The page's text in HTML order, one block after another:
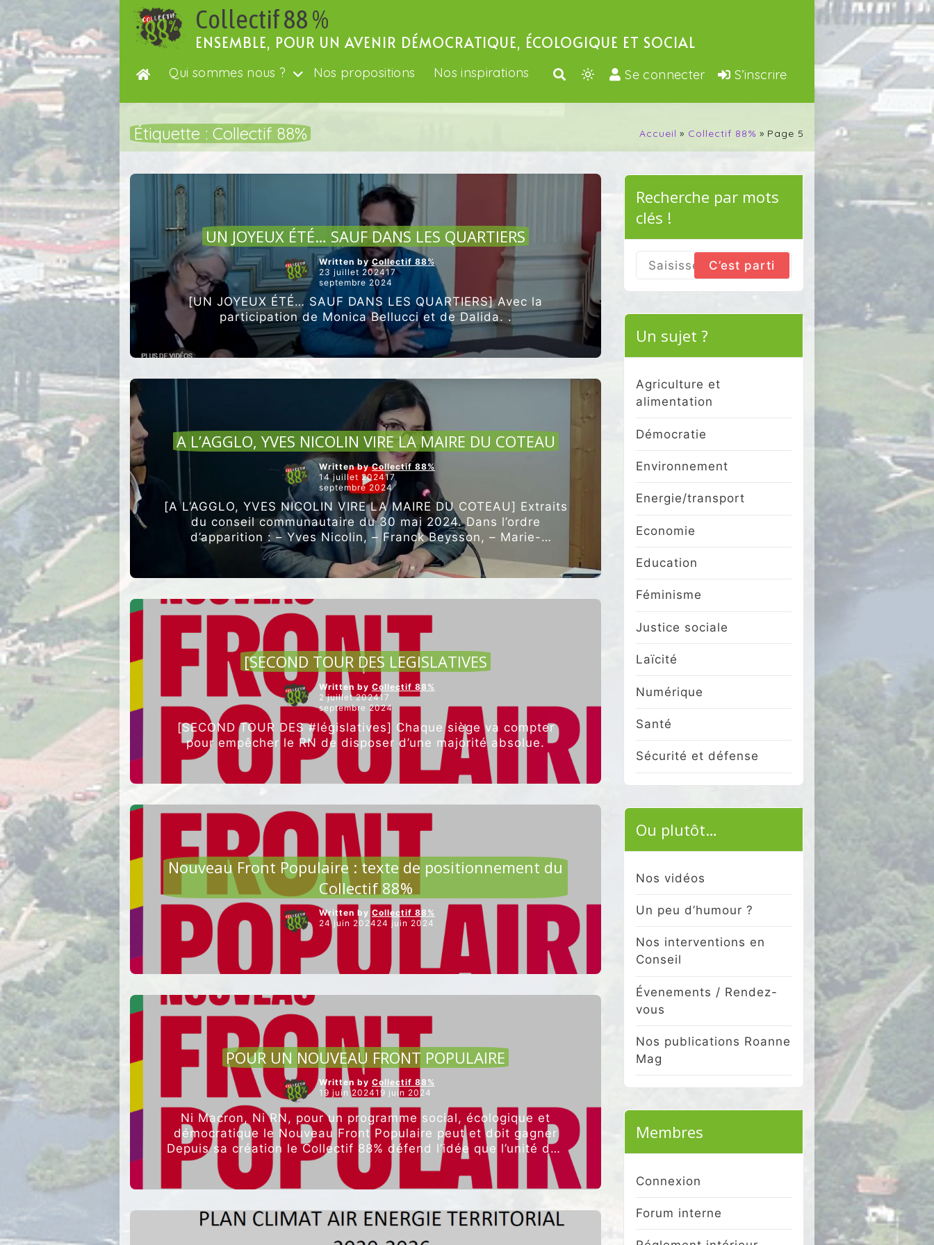
Passer
contenu
Collectif 88 %
ENSEMBLE, POUR UN AVENIR DÉMOCRATIQUE, ÉCOLOGIQUE ET SOCIAL
Qui sommes nous ? Nos propositions Nos inspirations
Light
switch
Se connecter S’inscrire
Étiquette : Collectif 88% Accueil Collectif 88% Page 5
ARTICLES VEDETTES
UN JOYEUX ÉTÉ… SAUF DANS LES QUARTIERS
Written by Collectif 88%
23 juillet 202417
septembre 2024
[UN JOYEUX ÉTÉ… SAUF DANS LES QUARTIERS] Avec la
participation de Monica Bellucci et de Dalida. .
ARTICLES VEDETTES
A L’AGGLO, YVES NICOLIN VIRE LA MAIRE DU COTEAU
Written byCollectif 88%
14 juillet 202417
septembre 2024
[A L’AGGLO, YVES NICOLIN VIRE LA MAIRE DU COTEAU] Extraits
du conseil communautaire du 30 mai 2024. Dans l’ordre
d’apparition : – Yves Nicolin, – Franck Beysson, – Marie-
Christine Bravo, …Poursuivre la lecture“A
L’AGGLO,
YVES
VIRE
COTEAU”
ARTICLES VEDETTES
[SECOND TOUR DES LEGISLATIVES
Written by Collectif 88%
2 juillet 202417
septembre 2024
[SECOND TOUR DES #législatives] Chaque siège va compter
pour empêcher le RN de disposer d’une majorité absolue.
AGRICULTURE ET ALIMENTATION
Nouveau Front Populaire : texte de positionnement du
Collectif 88%
Written by Collectif 88%
24 juin 202424 juin 2024
AGRICULTURE ET ALIMENTATION
POUR UN NOUVEAU FRONT POPULAIRE
Written by Collectif 88%
19 juin 202419 juin 2024
Ni Macron, Ni RN, pour un programme social, écologique et
démocratique le Nouveau Front Populaire peut et doit gagner
Depuis sa création le Collectif 88% défend l’idée que l’unité des
… Poursuivre la lecture
“POUR
UN
NOUVEAU
POPULAIRE”
Recherche par mots
clés !
Search
Un sujet ?
Agriculture et
alimentation
Démocratie
Environnement
Energie/transport
Economie
Education
Féminisme
Justice sociale
Laïcité
Numérique
Santé
Sécurité et défense
Ou plutôt…
Nos vidéos
Un peu d’humour ?
Nos interventions en
Conseil
Évenements / Rendez-
vous
Nos publications Roanne
Mag
Membres
Connexion
Forum interne